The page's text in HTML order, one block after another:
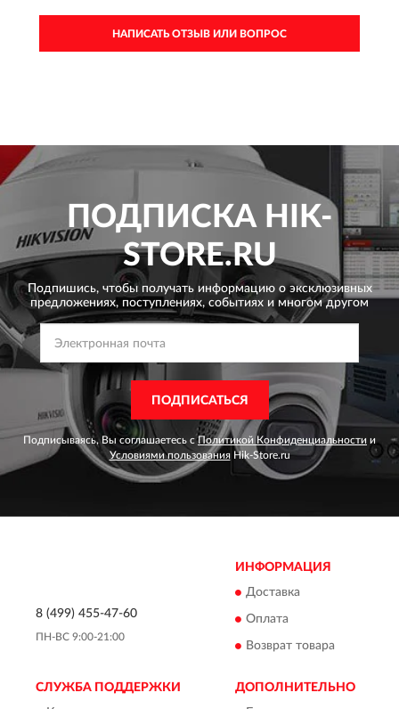
НАПИСАТЬ ОТЗЫВ ИЛИ ВОПРОС
ПОДПИСКА HIK-
STORE.RU
Подпишись, чтобы получать информацию о эксклюзивных
предложениях, поступлениях, событиях и многом другом
ПОДПИСАТЬСЯ
Подписываясь, Вы соглашаетесь сПолитикой Конфиденциальности и
Условиями пользованияHik-Store.ru
8 (499) 455-47-60
ПН-ВС 9:00-21:00
ИНФОРМАЦИЯ
Доставка
Оплата
Возврат товара
СЛУЖБА ПОДДЕРЖКИ ДОПОЛНИТЕЛЬНО